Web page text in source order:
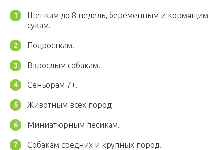
Щенкам до 8 недель, беременным и кормящим
сукам.
Подросткам.
Взрослым собакам.
Сеньорам 7+.
Животным всех пород;
Миниатюрным песикам.
Собакам средних и крупных пород.